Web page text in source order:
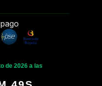
de 2026 a las